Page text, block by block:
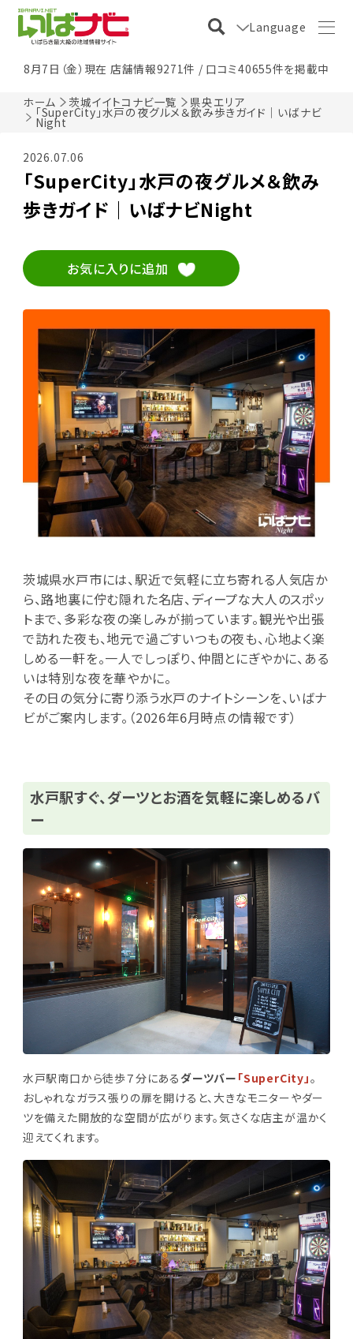
Language
8月7日（金）現在 店舗情報9271件 / 口コミ40655件を掲載中
ホーム 茨城イイトコナビ一覧 県央エリア
「SuperCity」水戸の夜グルメ＆飲み歩きガイド｜いばナビ
Night
2026.07.06
「SuperCity」水戸の夜グルメ＆飲み
歩きガイド｜いばナビNight
お気に入りに追加
茨城県水戸市には、駅近で気軽に立ち寄れる人気店か
ら、路地裏に佇む隠れた名店、ディープな大人のスポッ
トまで、多彩な夜の楽しみが揃っています。観光や出張
で訪れた夜も、地元で過ごすいつもの夜も、心地よく楽
しめる一軒を。一人でしっぽり、仲間とにぎやかに、ある
いは特別な夜を華やかに。
その日の気分に寄り添う水戸のナイトシーンを、いばナ
ビがご案内します。（2026年6月時点の情報です）
水戸駅すぐ、ダーツとお酒を気軽に楽しめるバ
ー
水戸駅南口から徒歩７分にあるダーツバー 「SuperCity」。
おしゃれなガラス張りの扉を開けると、大きなモニターやダー
ツを備えた開放的な空間が広がります。気さくな店主が温かく
迎えてくれます。